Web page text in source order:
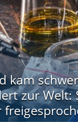
kam schwer
zur Welt: